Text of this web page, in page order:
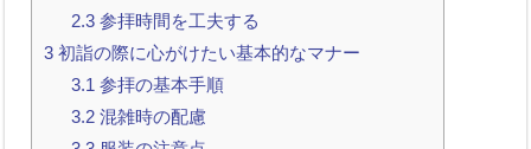
2.3 参拝時間を工夫する
3 初詣の際に心がけたい基本的なマナー
3.1 参拝の基本手順
3.2 混雑時の配慮